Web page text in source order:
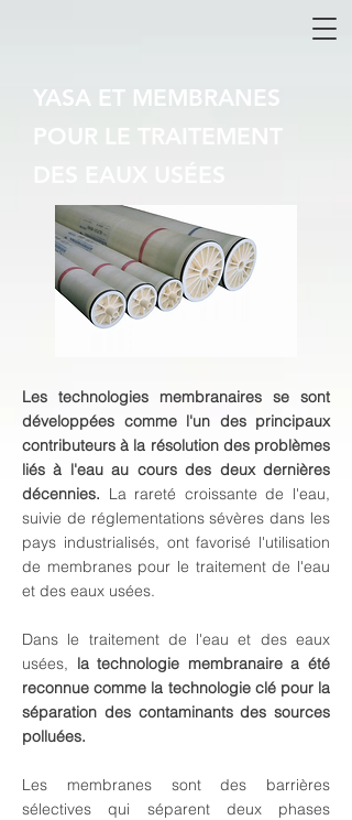
YASA ET MEMBRANES
POUR LE TRAITEMENT
Les technologies membranaires se sont
développées comme l'un des principaux
contributeurs à la résolution des problèmes
liés à l'eau au cours des deux dernières
décennies. La rareté croissante de l'eau,
suivie de réglementations sévères dans les
pays industrialisés, ont favorisé l'utilisation
de membranes pour le traitement de l'eau
et des eaux usées.
Dans le traitement de l'eau et des eaux
usées, la technologie membranaire a été
reconnue comme la technologie clé pour la
séparation des contaminants des sources
polluées.
Les membranes sont des barrières
sélectives qui séparent deux phases